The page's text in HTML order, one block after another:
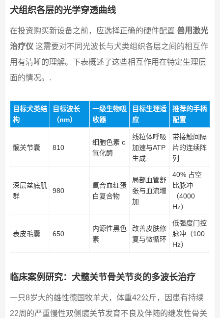
犬组织各层的光学穿透曲线
在投资购买新设备之前，应选择正确的硬件配置 兽用激光
治疗仪 这需要对不同光波长与犬类组织各层之间的相互作
用有清晰的理解。下表概述了这些相互作用在特定生理层
面的情况。.
目标犬类结
构
目标波长
（nm）
一级生物吸
收器
目标生理适
应
推荐的手柄
配置
髋关节囊 810
细胞色素 c
氧化酶
线粒体呼吸
加速与ATP
生成
带接触间隔
片的连续阵
列
深层盆底肌
群
980
氧合血红蛋
白复合物
局部血管舒
张与血流增
加
40% 占空
比脉冲
（4000
Hz）
表皮毛囊 650
内源性黑色
素
改善皮肤修
复与微循环
低强度门控
脉冲（100
Hz）
临床案例研究：犬髋关节骨关节炎的多波长治疗
一只8岁大的雄性德国牧羊犬，体重42公斤，因患有持续
22周的严重慢性双侧髋关节发育不良及伴随的继发性骨关